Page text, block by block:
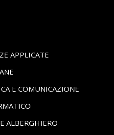
APPLICATE
E COMUNICAZIONE
ALBERGHIERO